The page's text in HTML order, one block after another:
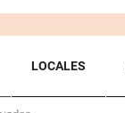
LOCALES